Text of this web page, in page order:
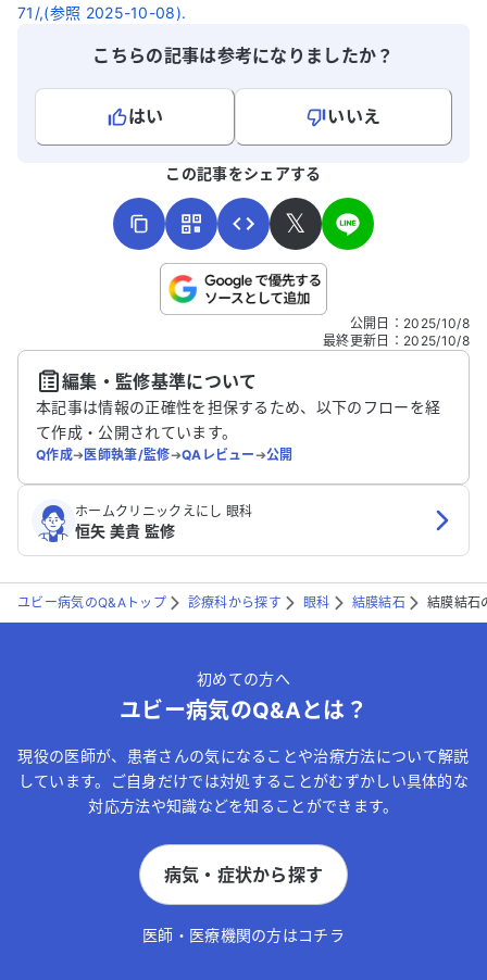
71/,(参照 2025-10-08).
こちらの記事は参考になりましたか？
はい
いいえ
こちらは送信専用のフォームです。氏名やご自身の病気の詳細な
送信する
この記事をシェアする
𝕏
公開日 ： 2025/10/8
最終更新日 ： 2025/10/8
編集・監修基準について
本記事は情報の正確性を担保するため、以下のフローを経
て作成・公開されています。
Q作成➔医師執筆/監修➔QAレビュー➔公開
ホームクリニックえにし 眼科
恒矢 美貴 監修
ユビー病気のQ&Aトップ 診療科から探す 眼科 結膜結石 結膜結石
初めての方へ
ユビー病気のQ&Aとは？
現役の医師が、患者さんの気になることや治療方法について解説
しています。ご自身だけでは対処することがむずかしい具体的な
対応方法や知識などを知ることができます。
病気・症状から探す
医師・医療機関の方はコチラ